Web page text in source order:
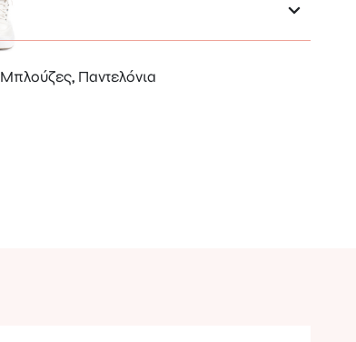
Μπλούζες, Παντελόνια